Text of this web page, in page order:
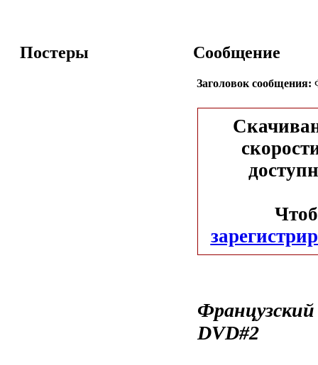
Постеры Сообщение
Заголовок сообщения:
DVD#2